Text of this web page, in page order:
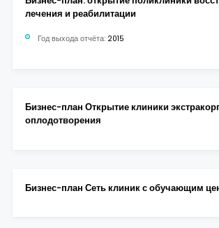
лечения и реабилитации
Год выхода отчёта: 2015
Бизнес-план Открытие клиники
оплодотворения
Бизнес-план Сеть клиник с обучающим